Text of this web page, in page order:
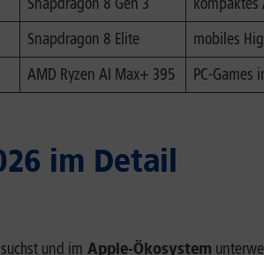
Snapdragon 8 Elite
mobiles
AMD Ryzen AI Max+ 395 PC-Games
im Detail
und im Apple-Ökosystem